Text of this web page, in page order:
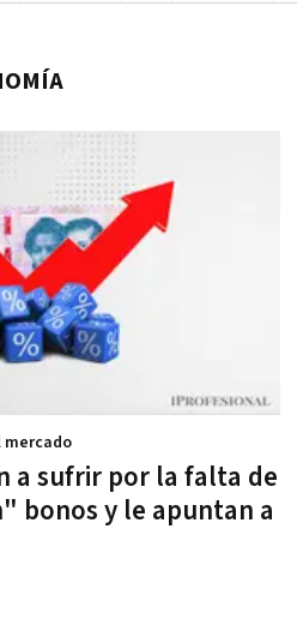
a sufrir por la falta de
bonos y le apuntan a
mercado